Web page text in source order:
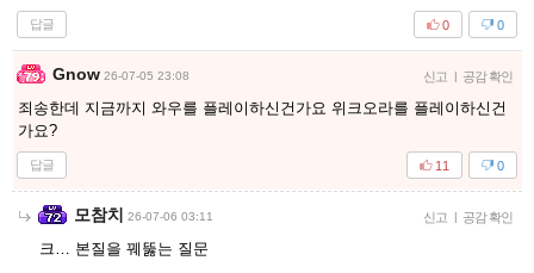
답글 0
0
Gnow 26-07-05 23:08 신고 | 공감 확인
죄송한데 지금까지 와우를 플레이하신건가요 위크오라를 플레이하신건
가요?
답글 0
11
모참치 26-07-06 03:11 신고 | 공감 확인
크… 본질을 꿰뚫는 질문